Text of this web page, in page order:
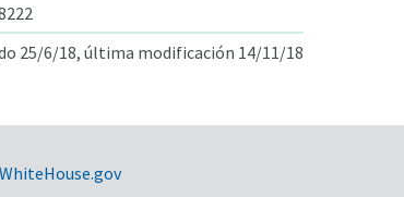
25/6/18, última modificación 14/11/18
WhiteHouse.gov